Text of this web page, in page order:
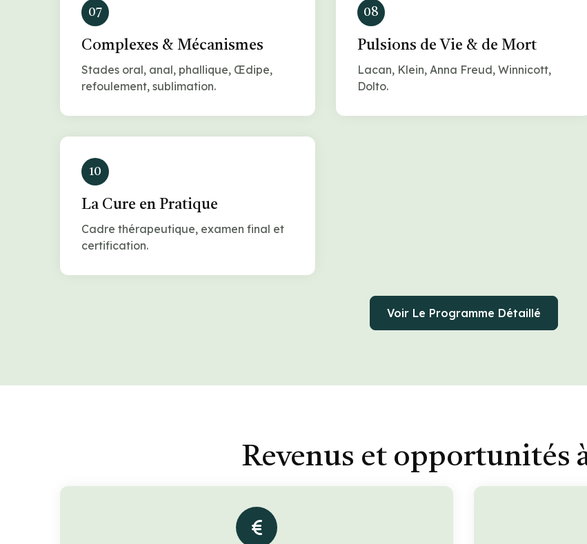
07
Complexes & Mécanismes
Stades oral, anal, phallique, Œdipe,
refoulement, sublimation.
08
Pulsions de Vie & de Mort
Lacan, Klein, Anna Freud, Winnicott,
Dolto.
10
La Cure en Pratique
Cadre thérapeutique, examen final et
certification.
Voir Le Programme Détaillé
Revenus et opportunités